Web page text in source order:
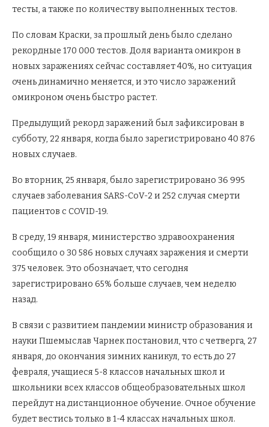
тесты, а также по количеству выполненных тестов.
По словам Краски, за прошлый день было сделано
рекордные 170 000 тестов. Доля варианта омикрон в
новых заражениях сейчас составляет 40%, но ситуация
очень динамично меняется, и это число заражений
омикроном очень быстро растет.
Предыдущий рекорд заражений был зафиксирован в
субботу, 22 января, когда было зарегистрировано 40 876
новых случаев.
Во вторник, 25 января, было зарегистрировано 36 995
случаев заболевания SARS-CoV-2 и 252 случая смерти
пациентов с COVID-19.
В среду, 19 января, министерство здравоохранения
сообщило о 30 586 новых случаях заражения и смерти
375 человек. Это обозначает, что сегодня
зарегистрировано 65% больше случаев, чем неделю
назад.
В связи с развитием пандемии министр образования и
науки Пшемыслав Чарнек постановил, что с четверга, 27
января, до окончания зимних каникул, то есть до 27
февраля, учащиеся 5-8 классов начальных школ и
школьники всех классов общеобразовательных школ
перейдут на дистанционное обучение. Очное обучение
будет вестись только в 1-4 классах начальных школ.